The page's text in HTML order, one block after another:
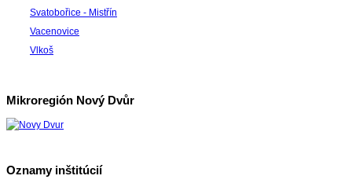
Svatobořice - Mistřín
Vacenovice
Vlkoš
Mikroregión Nový Dvůr
Oznamy inštitúcií